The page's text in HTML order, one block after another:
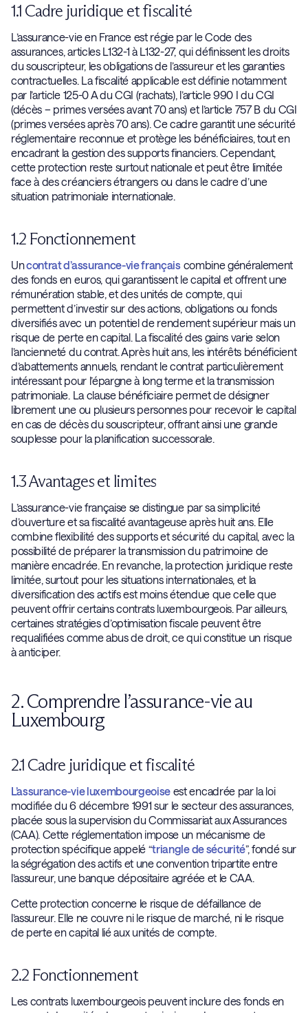
1.1 Cadre juridique et fiscalité
L’assurance-vie en France est régie par le Code des
assurances, articles L132-1 à L132-27, qui définissent les droits
du souscripteur, les obligations de l’assureur et les garanties
contractuelles. La fiscalité applicable est définie notamment
par l’article 125-0 A du CGI (rachats), l’article 990 I du CGI
(décès – primes versées avant 70 ans) et l’article 757 B du CGI
(primes versées après 70 ans). Ce cadre garantit une sécurité
réglementaire reconnue et protège les bénéficiaires, tout en
encadrant la gestion des supports financiers. Cependant,
cette protection reste surtout nationale et peut être limitée
face à des créanciers étrangers ou dans le cadre d’une
situation patrimoniale internationale.
1.2 Fonctionnement
Uncontrat d’assurance-vie françaiscombine généralement
des fonds en euros, qui garantissent le capital et offrent une
rémunération stable, et des unités de compte, qui
permettent d’investir sur des actions, obligations ou fonds
diversifiés avec un potentiel de rendement supérieur mais un
risque de perte en capital. La fiscalité des gains varie selon
l’ancienneté du contrat. Après huit ans, les intérêts bénéficient
d’abattements annuels, rendant le contrat particulièrement
intéressant pour l’épargne à long terme et la transmission
patrimoniale. La clause bénéficiaire permet de désigner
librement une ou plusieurs personnes pour recevoir le capital
en cas de décès du souscripteur, offrant ainsi une grande
souplesse pour la planification successorale.
1.3 Avantages et limites
L’assurance-vie française se distingue par sa simplicité
d’ouverture et sa fiscalité avantageuse après huit ans. Elle
combine flexibilité des supports et sécurité du capital, avec la
possibilité de préparer la transmission du patrimoine de
manière encadrée. En revanche, la protection juridique reste
limitée, surtout pour les situations internationales, et la
diversification des actifs est moins étendue que celle que
peuvent offrir certains contrats luxembourgeois. Par ailleurs,
certaines stratégies d’optimisation fiscale peuvent être
requalifiées comme abus de droit, ce qui constitue un risque
à anticiper.
2. Comprendre l’assurance-vie au
Luxembourg
2.1 Cadre juridique et fiscalité
L’assurance-vie luxembourgeoise est encadrée par la loi
modifiée du 6 décembre 1991 sur le secteur des assurances,
placée sous la supervision du Commissariat aux Assurances
(CAA). Cette réglementation impose un mécanisme de
protection spécifique appelé “triangle de sécurité”, fondé sur
la ségrégation des actifs et une convention tripartite entre
l’assureur, une banque dépositaire agréée et le CAA.
Cette protection concerne le risque de défaillance de
l’assureur. Elle ne couvre ni le risque de marché, ni le risque
de perte en capital lié aux unités de compte.
2.2 Fonctionnement
Les contrats luxembourgeois peuvent inclure des fonds en